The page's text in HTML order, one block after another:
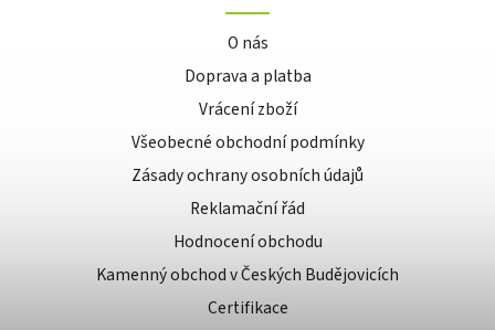
O nás
Doprava a platba
Vrácení zboží
Všeobecné obchodní podmínky
Zásady ochrany osobních údajů
Reklamační řád
Hodnocení obchodu
Kamenný obchod v Českých Budějovicích
Certifikace